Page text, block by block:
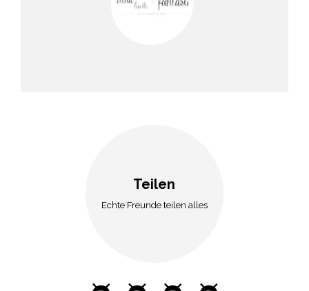
Teilen
Echte Freunde teilen alles